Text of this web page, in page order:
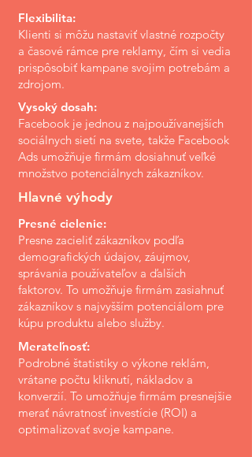
Flexibilita:
Klienti si môžu nastaviť vlastné rozpočty
a časové rámce pre reklamy, čím si vedia
prispôsobiť kampane svojim potrebám a
zdrojom.
Vysoký dosah:
Facebook je jednou z najpoužívanejších
sociálnych sietí na svete, takže Facebook
Ads umožňuje firmám dosiahnuť veľké
množstvo potenciálnych zákazníkov.
Hlavné výhody
Presné cielenie:
Presne zacieliť zákazníkov podľa
demografických údajov, záujmov,
správania používateľov a ďalších
faktorov. To umožňuje firmám zasiahnuť
zákazníkov s najvyšším potenciálom pre
kúpu produktu alebo služby.
Merateľnosť:
Podrobné štatistiky o výkone reklám,
vrátane počtu kliknutí, nákladov a
konverzií. To umožňuje firmám presnejšie
merať návratnosť investície (ROI) a
optimalizovať svoje kampane.